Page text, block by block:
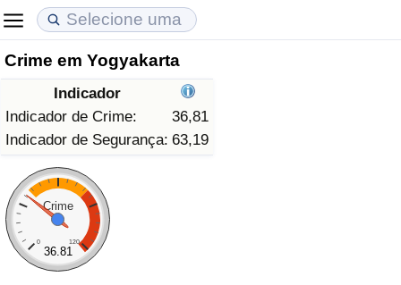
Crime em Yogyakarta
Indicador
Indicador de Crime:
36,81
Indicador de Segurança: 63,19
Crime
0 120
36.81
Custo de Vida
Indicador de Custo de Vida (Atual)
Indicador de Custo de Vida
Indicador de Custo de Vida Por País
em Aqaba
Preços de Imóveis
Indicador de Preços de Imóveis (Atual)
Indicador de Preços de Imóveis
Indicador de Preços de Imóveis por País
Qualidade de Vida
Indicador de Qualidade de Vida
Indicador de Qualidade de Vida (Atual)
Índice de qualidade de vida por país
Crime